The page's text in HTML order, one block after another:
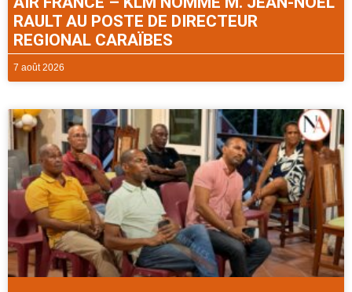
RAULT AU POSTE DE DIRECTEUR
REGIONAL CARAÏBES
7 août 2026